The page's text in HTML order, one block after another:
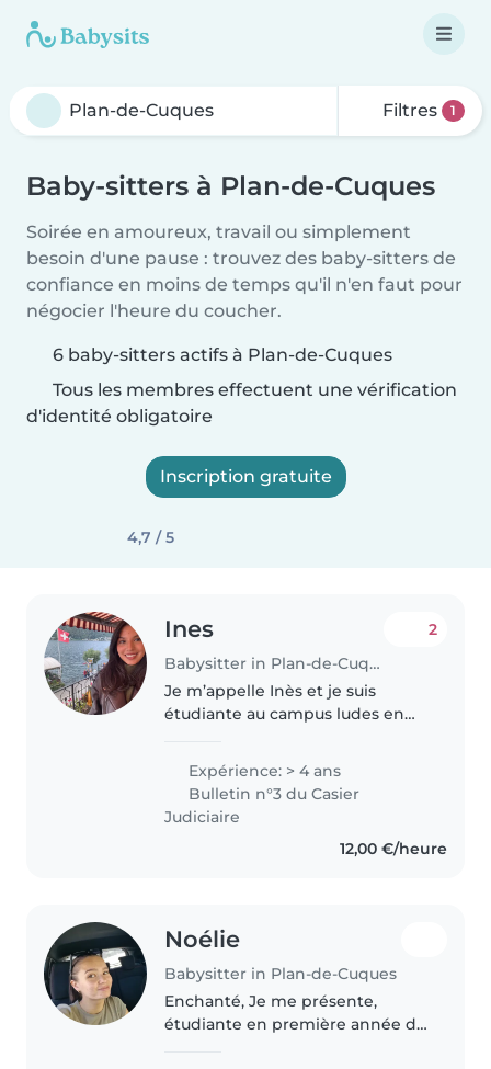
Filtres 1
Baby-sitters à Plan-de-Cuques
Soirée en amoureux, travail ou simplement
besoin d'une pause : trouvez des baby-sitters de
confiance en moins de temps qu'il n'en faut pour
négocier l'heure du coucher.
6 baby-sitters actifs à Plan-de-Cuques
Tous les membres effectuent une vérification
d'identité obligatoire
Inscription gratuite
4,7 / 5
Ines
Babysitter in Plan-de-Cuques
2
Je m’appelle Inès et je suis
étudiante au campus ludes en
des enfants à lugano et à
Paradiso Avec 3 ans d'expérience
auprès des enfants de tous..
Expérience: > 4 ans
Bulletin n°3 du Casier
Judiciaire
12,00 €/heure
Noélie
Babysitter in Plan-de-Cuques
Enchanté, Je me présente,
étudiante en première année de